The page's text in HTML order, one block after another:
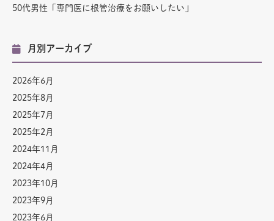
50代男性「専門医に根管治療をお願いしたい」
月別アーカイブ
2026年6月
2025年8月
2025年7月
2025年2月
2024年11月
2024年4月
2023年10月
2023年9月
2023年6月